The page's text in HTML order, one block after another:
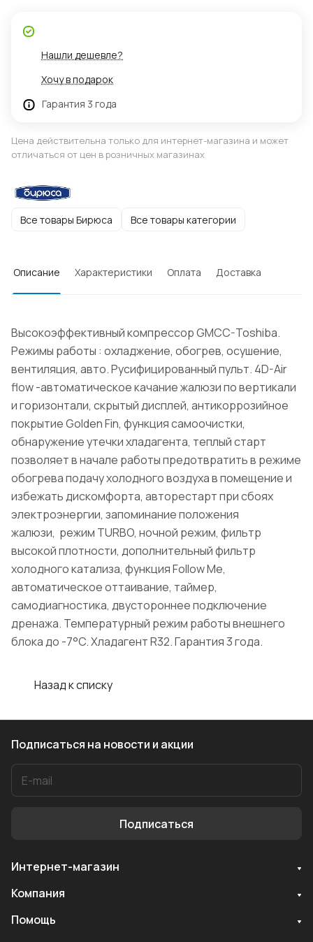
Нашли дешевле?
Хочу в подарок
Гарантия 3 года
Цена действительна только для интернет-магазина и может
отличаться от цен в розничных магазинах
Все товары Бирюса Все товары категории
Описание Характеристики Оплата Доставка
Высокоэффективный компрессор GMCC-Toshiba.
Режимы работы : охладжение, обогрев, осушение,
вентиляция, авто. Русифицированный пульт. 4D-Air
flow -автоматическое качание жалюзи по вертикали
и горизонтали, скрытый дисплей, антикоррозийное
покрытие Golden Fin, функция самоочистки,
обнаружение утечки хладагента, теплый старт
позволяет в начале работы предотвратить в режиме
обогрева подачу холодного воздуха в помещение и
избежать дискомфорта, авторестарт при сбоях
электроэнергии, запоминание положения
жалюзи, режим TURBO, ночной режим, фильтр
высокой плотности, дополнительный фильтр
холодного катализа, функция Follow Me,
автоматическое оттаивание, таймер,
самодиагностика, двустороннее подключение
дренажа. Температурный режим работы внешнего
блока до -7°C. Хладагент R32. Гарантия 3 года.
Назад к списку
Подписаться на новости и акции
Подписаться
Интернет-магазин
Компания
Помощь